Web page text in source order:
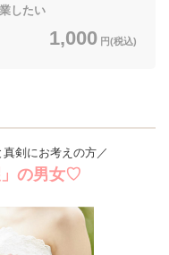
したい
1,000 円(税込)
剣にお考えの方／
」の男女♡